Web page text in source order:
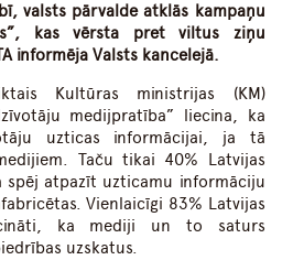
valsts pārvalde atklās kampaņu
kas vērsta pret viltus ziņu
informēja Valsts kancelejā.
Kultūras ministrijas (KM)
medijpratība” liecina, ka
uzticas informācijai, ja tā
Taču tikai 40% Latvijas
spēj atpazīt uzticamu informāciju
Vienlaicīgi 83% Latvijas
ka mediji un to saturs
uzskatus.